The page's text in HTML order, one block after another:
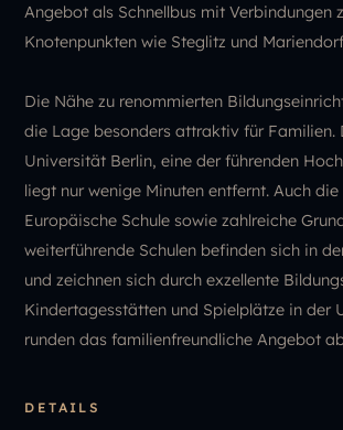
Angebot als Schnellbus mit Verbindungen
Knotenpunkten wie Steglitz und
Die Nähe zu renommierten
die Lage besonders attraktiv für Familien.
Universität Berlin, eine der führenden
liegt nur wenige Minuten entfernt. Auch
Europäische Schule sowie zahlreiche
weiterführende Schulen befinden sich in
und zeichnen sich durch exzellente
Kindertagesstätten und Spielplätze in der
runden das familienfreundliche Angebot
DETAILS